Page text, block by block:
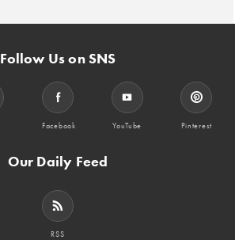
Follow Us on SNS
Facebook YouTube Pinterest
Our Daily Feed
RSS